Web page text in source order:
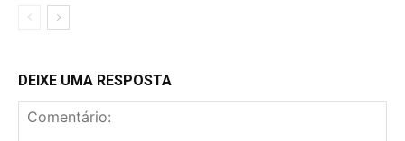
DEIXE UMA RESPOSTA